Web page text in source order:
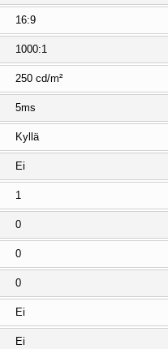
16:9
1000:1
250 cd/m²
5ms
Kyllä
Ei
1
0
0
0
Ei
Ei